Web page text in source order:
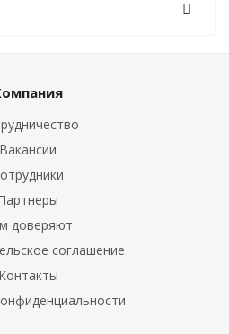
Вакансии
доверяют
соглашение
Контакты